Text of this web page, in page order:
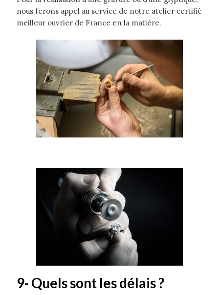
nous ferons appel au service de notre atelier certifié
meilleur ouvrier de France en la matière.
9- Quels sont les délais?